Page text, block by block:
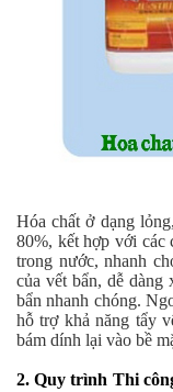
Hóa chất ở dạng
80%, kết hợp với các
trong nước, nhanh
của vết bẩn, dễ dàng
bẩn nhanh chóng.
hỗ trợ khả năng tẩy
bám dính lại vào bề
2. Quy trình Thi